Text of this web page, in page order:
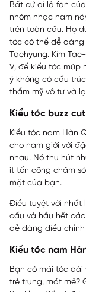
Bất cứ ai là fan
nhóm nhạc nam
trên toàn cầu. Họ
tóc có thể dễ
Taehyung. Kim
V, để kiểu tóc múp
ý không có cấu
thẩm mỹ vô tư và
Kiểu tóc buzz
Kiểu tóc nam Hàn
cho nam giới với
nhau. Nó thu hút
ít tốn công chăm
mặt của bạn.
Điều tuyệt vời nhất
cấu và hầu hết
dễ dàng điều
Kiểu tóc nam
Bạn có mái tóc
trẻ trung, mát mẻ?